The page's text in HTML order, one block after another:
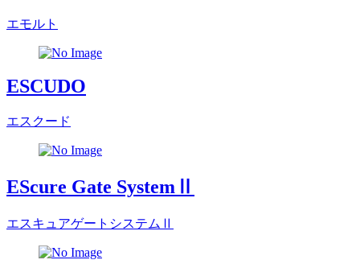
エモルト
ESCUDO
エスクード
EScure Gate SystemⅡ
エスキュアゲートシステムⅡ